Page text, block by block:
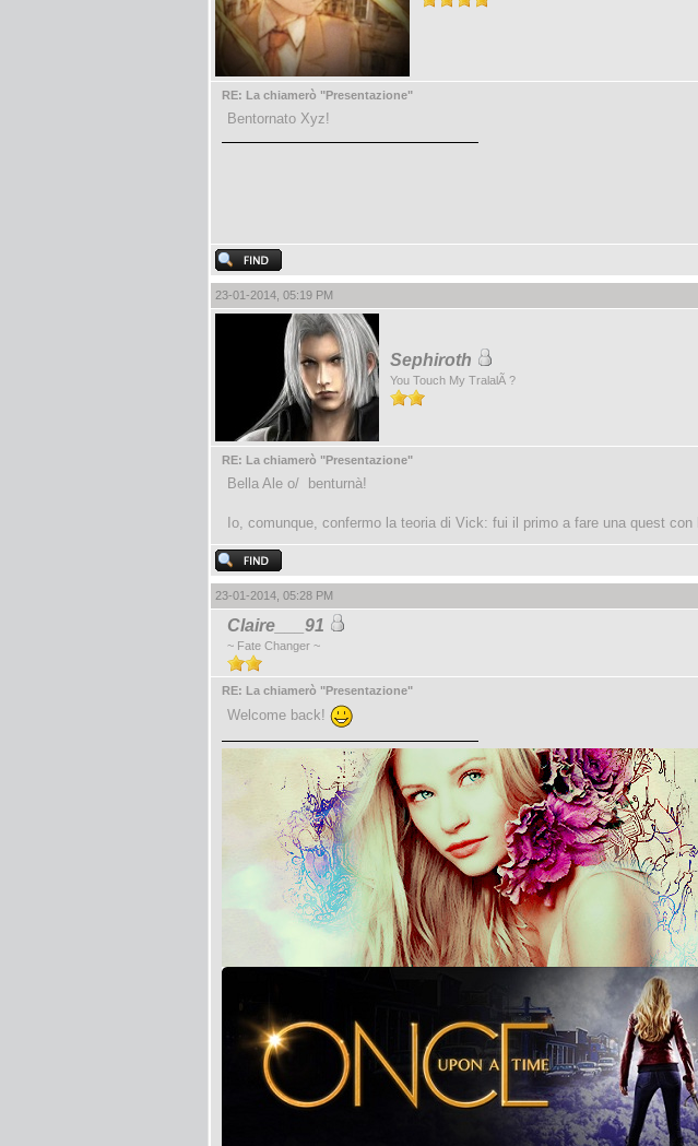
RE: La chiamerò "Presentazione"
Bentornato Xyz!
23-01-2014, 05:19 PM
Sephiroth
You Touch My TralalÃ ?
RE: La chiamerò "Presentazione"
Bella Ale o/ benturnà!
Io, comunque, confermo la teoria di Vick: fui il primo a fare una quest
23-01-2014, 05:28 PM
Claire___91
~ Fate Changer ~
RE: La chiamerò "Presentazione"
Welcome back!